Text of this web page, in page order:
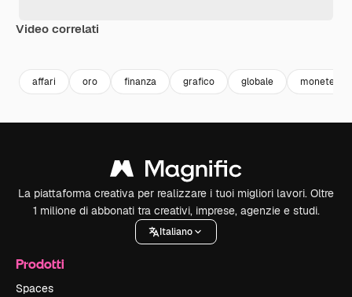
Video correlati
affari oro finanza grafico globale monete
La piattaforma creativa per realizzare i tuoi migliori lavori. Oltre
1 milione di abbonati tra creativi, imprese, agenzie e studi.
Italiano
Prodotti
Spaces